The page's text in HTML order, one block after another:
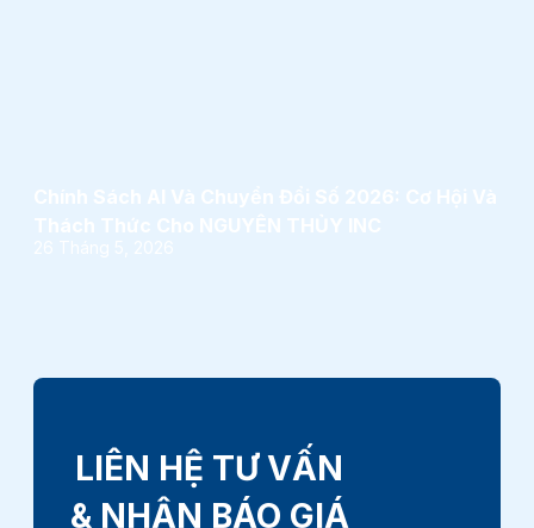
LIÊN HỆ TƯ VẤN
& NHẬN BÁO GIÁ